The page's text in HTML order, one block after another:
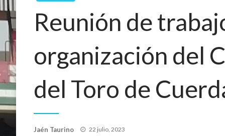
Reunión de
organización del
del Toro de
Jaén Taurino
Publicado
22 julio, 2023